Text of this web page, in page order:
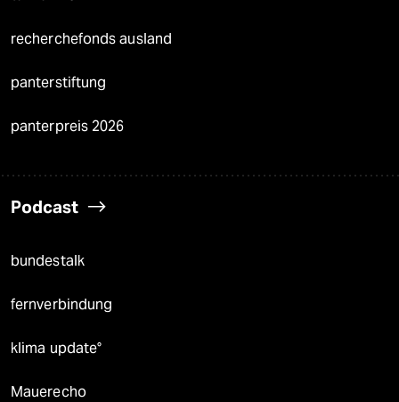
recherchefonds ausland
panterstiftung
panterpreis 2026
Podcast
bundestalk
fernverbindung
klima update°
Mauerecho